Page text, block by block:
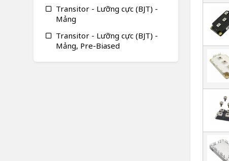
Transitor - Lưỡng cực (BJT) -
Mảng
Transitor - Lưỡng cực (BJT) -
Mảng, Pre-Biased